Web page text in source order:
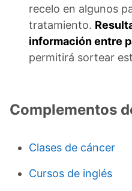
recelo en algunos
tratamiento.
información entre
permitirá sortear
Complementos
Clases de cáncer
Cursos de inglés